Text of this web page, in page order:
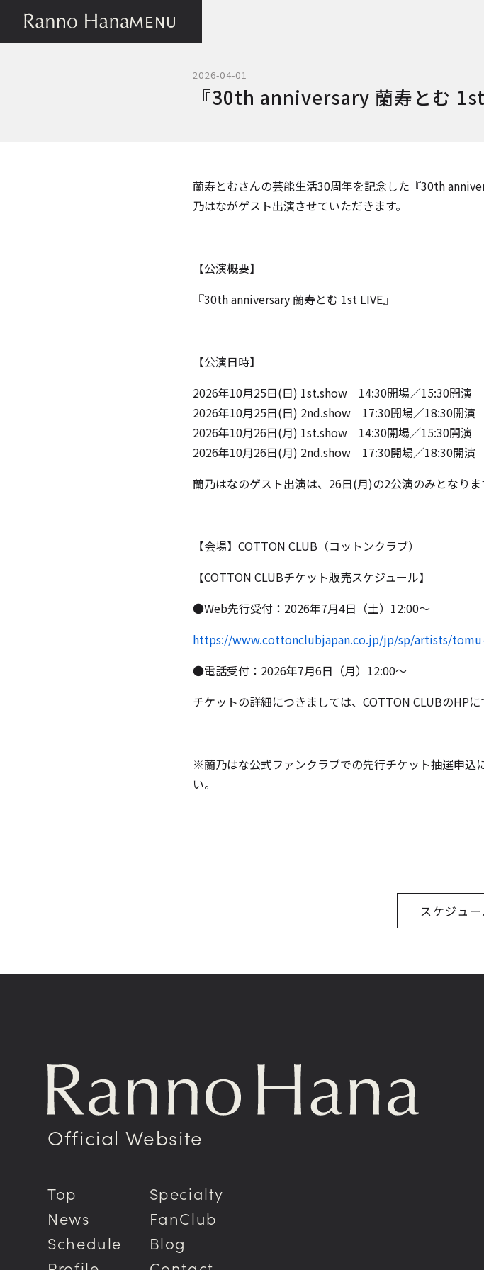
MENU
2026-04-01
『30th anniversary 蘭寿とむ 1st
蘭寿とむさんの芸能⽣活30周年を記念した『30th
乃はながゲスト出演させていただきます。
【公演概要】
『30th anniversary 蘭寿とむ 1st LIVE』
【公演⽇時】
2026年10月25日(日) 1st.show 14:30開場／15:30開演
2026年10月25日(日) 2nd.show 17:30開場／18:30開演
2026年10月26日(月) 1st.show 14:30開場／15:30開演
2026年10月26日(月) 2nd.show 17:30開場／18:30開演
蘭乃はなのゲスト出演は、26⽇(⽉)の2公演のみとなりま
【会場】COTTON CLUB（コットンクラブ）
【COTTON CLUBチケット販売スケジュール】
●Web先行受付：2026年7月4日（土）12:00～
https://www.cottonclubjapan.co.jp/jp/sp/artists/
●電話受付：2026年7月6日（月）12:00～
チケットの詳細につきましては、COTTON CLUBのHP
※蘭乃はな公式ファンクラブでの先行チケット抽選申込
い。
スケジュ
Official Website
Top
News
Schedule
Specialty
FanClub
Blog